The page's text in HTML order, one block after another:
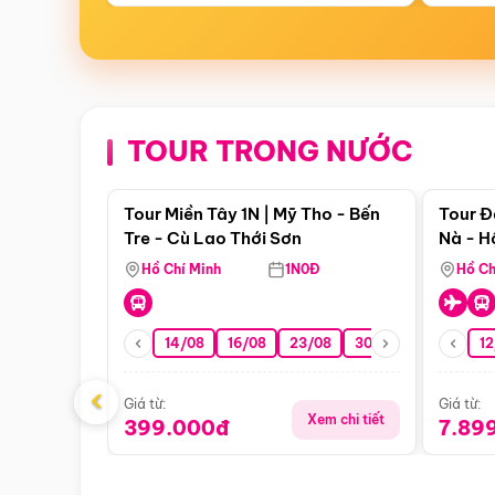
TOUR TRONG NƯỚC
Điểm nổi bật
Tour Miền Tây 1N | Mỹ Tho - Bến
Tre - Cù Lao Thới Sơn
Hồ Chí Minh 1N0Đ
14/08 16/08 23/08 30/08 06/09
Giá từ:
399.000đ Xem chi tiết
Tour
Nà -
Nha
Hồ
Giá từ:
‹